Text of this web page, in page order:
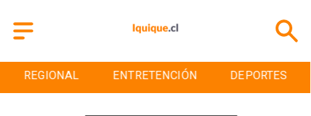
REGIONAL ENTRETENCIÓN DEPORTES